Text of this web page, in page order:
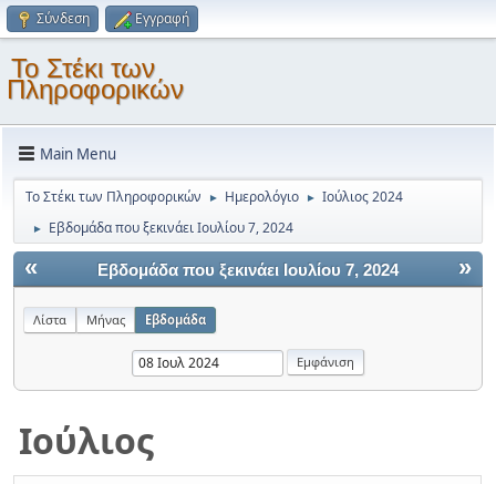
Σύνδεση Εγγραφή
Το Στέκι των
Πληροφορικών
Main Menu
Το Στέκι των Πληροφορικών ► Ημερολόγιο ► Ιούλιος 2024
► Εβδομάδα που ξεκινάει Ιουλίου 7, 2024
« »
Εβδομάδα που ξεκινάει Ιουλίου 7, 2024
Λίστα Μήνας Εβδομάδα
Ιούλιος